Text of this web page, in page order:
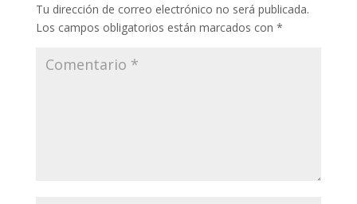
Tu dirección de correo electrónico no será publicada.
Los campos obligatorios están marcados con *